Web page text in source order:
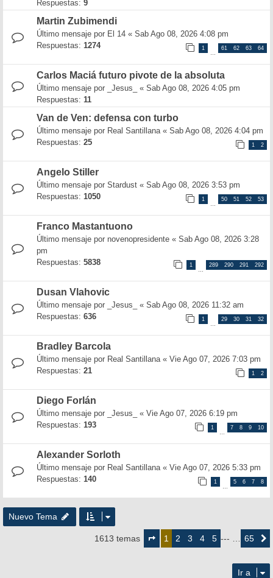
Respuestas: 9
Martin Zubimendi
Último mensaje por El 14 « Sab Ago 08, 2026 4:08 pm
Respuestas: 1274 1
…
61 62 63 64
Carlos Maciá futuro pivote de la absoluta
Último mensaje por _Jesus_ « Sab Ago 08, 2026 4:05 pm
Respuestas: 11
Van de Ven: defensa con turbo
Último mensaje por Real Santillana« Sab Ago 08, 2026 4:04 pm
Respuestas: 25 1 2
Angelo Stiller
Último mensaje por Stardust « Sab Ago 08, 2026 3:53 pm
Respuestas: 1050 1
…
50 51 52 53
Franco Mastantuono
Último mensaje por novenopresidente « Sab Ago 08, 2026 3:28
pm
Respuestas: 5838 1
…
289 290 291 292
Dusan Vlahovic
Último mensaje por _Jesus_ « Sab Ago 08, 2026 11:32 am
Respuestas: 636 1
…
29 30 31 32
Bradley Barcola
Último mensaje por Real Santillana« Vie Ago 07, 2026 7:03 pm
Respuestas: 21 1 2
Diego Forlán
Último mensaje por _Jesus_ « Vie Ago 07, 2026 6:19 pm
Respuestas: 193 1
…
7 8 9 10
Alexander Sorloth
Último mensaje por Real Santillana« Vie Ago 07, 2026 5:33 pm
Respuestas: 140 1
…
5 6 7 8
Nuevo Tema
1613 temas
de
1 2 3 4 5 --- … 65
Ir a